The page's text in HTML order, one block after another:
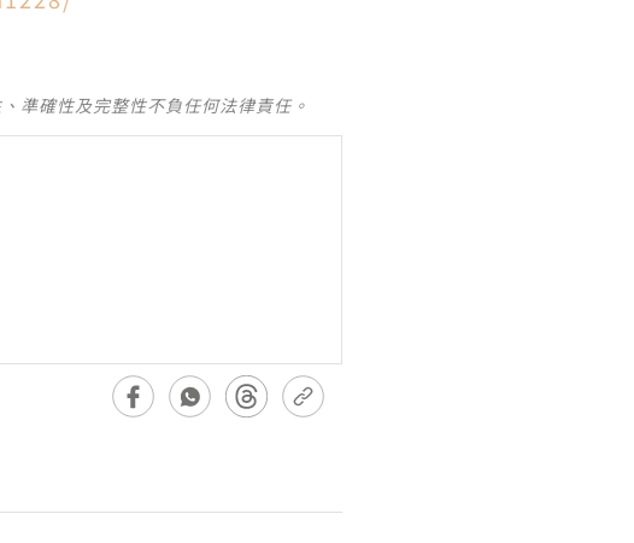
準確性及完整性不負任何法律責任。